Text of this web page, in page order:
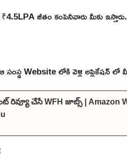
₹4.5LPA జీతం కంపెనీవారు మీకు
Website లోకి వెళ్లి అప్లికేషన్ లో
రివ్యూ చేసే WFH జాబ్స్ | Amazon